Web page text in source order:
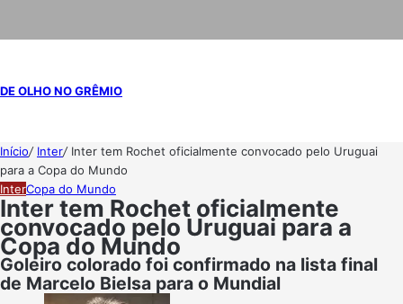
DE OLHO NO GRÊMIO
Início/ Inter/ Inter tem Rochet oficialmente convocado pelo Uruguai
para a Copa do Mundo
InterCopa do Mundo
Inter tem Rochet oficialmente
convocado pelo Uruguai para a
Copa do Mundo
Goleiro colorado foi confirmado na lista final
de Marcelo Bielsa para o Mundial